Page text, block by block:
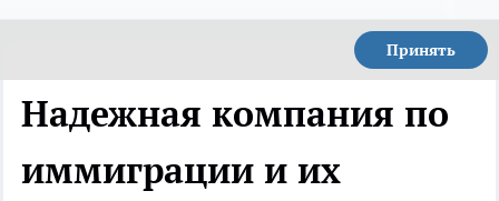
Принять
Надежная компания по
иммиграции и их